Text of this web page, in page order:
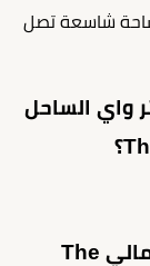
شاسعة تصل
واي الساحل
أين تقع قرية ذا وتر واي الساحل الشمالي The